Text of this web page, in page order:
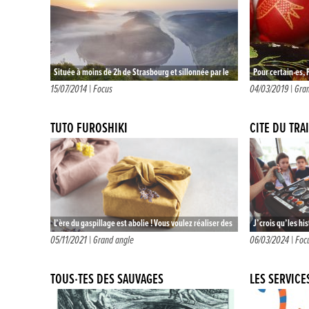
Située à moins de 2h de Strasbourg et sillonnée par le
cours d’eau éponyme, cette région offre un cadre
15/07/2014 |Focus
Pour certain·es,
cherchait des
04/03/2019 |
TUTO FUROSHIKI
L’ère du gaspillage est abolie ! Vous voulez réaliser des
paquets cadeaux réussis ? Pour emballer de beaux
05/11/2021 |Grand angle
CITÉ DU
J’crois qu’les
voyages en train,
06/03/2024 |
TOUS·TES DES SAUVAGES LES